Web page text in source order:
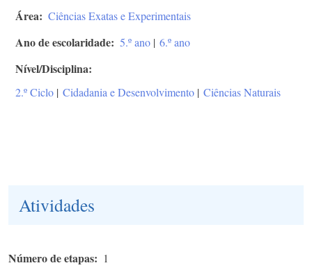
Área Ciências Exatas e Experimentais
Ano de escolaridade 5.º ano | 6.º ano
Nível/Disciplina
2.º Ciclo | Cidadania e Desenvolvimento | Ciências Naturais
Atividades
Número de etapas 1